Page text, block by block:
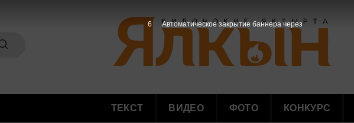
ТЕКСТ ВИДЕО ФОТО КОНКУРС
5 Автоматическое закрытие баннера через